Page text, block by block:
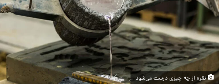
نقره از چه چیزی درست می‌شود